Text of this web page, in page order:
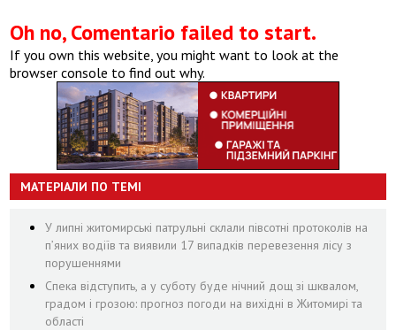
Oh no, Comentario failed to start.
If you own this website, you might want to look at the
browser console to find out why.
МАТЕРІАЛИ ПО ТЕМІ
У липні житомирські патрульні склали півсотні протоколів на
пʼяних водіїв та виявили 17 випадків перевезення лісу з
порушеннями
Спека відступить, а у суботу буде нічний дощ зі шквалом,
градом і грозою: прогноз погоди на вихідні в Житомирі та
області